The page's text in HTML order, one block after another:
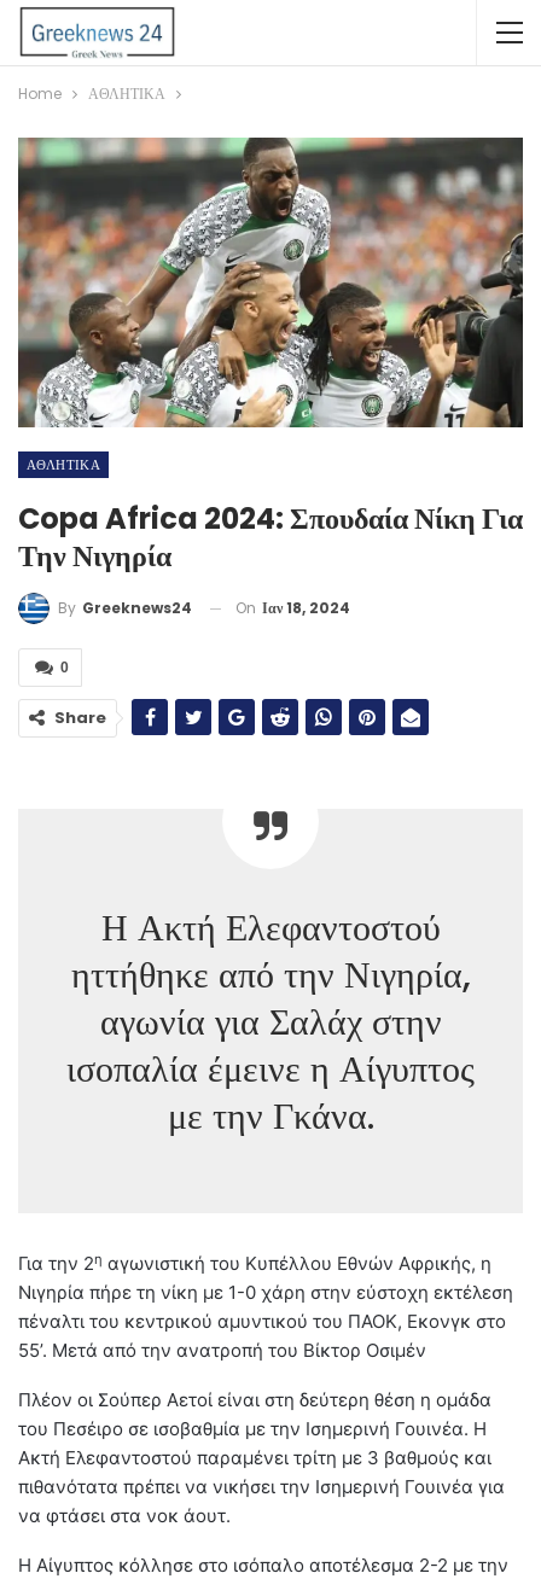
Home ΑΘΛΗΤΙΚΑ
ΑΘΛΗΤΙΚΑ
Copa Africa 2024: Σπουδαία Νίκη Για
Την Νιγηρία
By Greeknews24 On Ιαν 18, 2024
0
Share
Η Ακτή Ελεφαντοστού
ηττήθηκε από την Νιγηρία,
αγωνία για Σαλάχ στην
ισοπαλία έμεινε η Αίγυπτος
με την Γκάνα.
Για την 2η αγωνιστική του Κυπέλλου Εθνών Αφρικής, η
Νιγηρία πήρε τη νίκη με 1-0 χάρη στην εύστοχη εκτέλεση
πέναλτι του κεντρικού αμυντικού του ΠΑΟΚ, Εκονγκ στο
55’. Μετά από την ανατροπή του Βίκτορ Οσιμέν
Πλέον οι Σούπερ Αετοί είναι στη δεύτερη θέση η ομάδα
του Πεσέιρο σε ισοβαθμία με την Ισημερινή Γουινέα. Η
Ακτή Ελεφαντοστού παραμένει τρίτη με 3 βαθμούς και
πιθανότατα πρέπει να νικήσει την Ισημερινή Γουινέα για
να φτάσει στα νοκ άουτ.
Η Αίγυπτος κόλλησε στο ισόπαλο αποτέλεσμα 2-2 με την